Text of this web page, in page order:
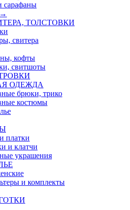
сарафаны
→
ТОЛСТОВКИ
свитера
кофты
свитшоты
ОДЕЖДА
брюки, трико
костюмы
платки
и клатчи
украшения
и комплекты